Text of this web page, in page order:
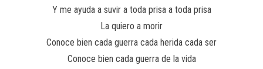
Y me ayuda a suvir a toda prisa a toda prisa
La quiero a morir
Conoce bien cada guerra cada herida cada ser
Conoce bien cada guerra de la vida